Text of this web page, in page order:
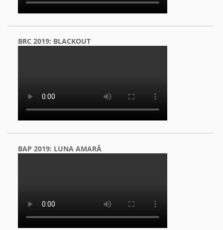
BRC 2019: BLACKOUT
BAP 2019: LUNA AMARĂ